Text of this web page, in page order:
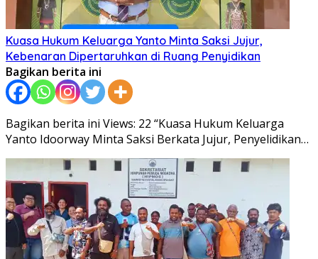
Kuasa Hukum Keluarga Yanto Minta Saksi Jujur,
Kebenaran Dipertaruhkan di Ruang Penyidikan
Bagikan berita ini
Bagikan berita ini Views: 22 “Kuasa Hukum Keluarga
Yanto Idoorway Minta Saksi Berkata Jujur, Penyelidikan…